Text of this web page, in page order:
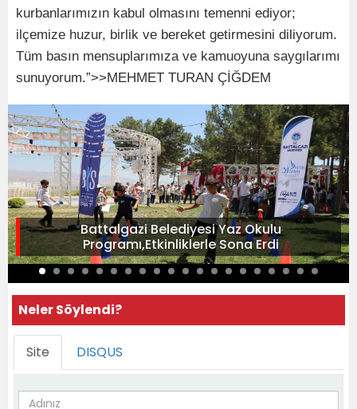
kurbanlarımızın kabul olmasını temenni ediyor;
ilçemize huzur, birlik ve bereket getirmesini diliyorum.
Tüm basın mensuplarımıza ve kamuoyuna saygılarımı
sunuyorum.”>>MEHMET TURAN ÇİĞDEM
Battalgazi Belediyesi Yaz Okulu
Programı,Etkinliklerle Sona Erdi
Neler Söylendi?
Site DISQUS